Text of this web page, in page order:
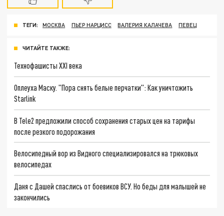
ТЕГИ: МОСКВА ПЬЕР НАРЦИСС ВАЛЕРИЯ КАЛАЧЕВА ПЕВЕЦ
ЧИТАЙТЕ ТАКЖЕ:
Технофашисты XXI века
Оплеуха Маску. "Пора снять белые перчатки": Как уничтожить
Starlink
В Tele2 предложили способ сохранения старых цен на тарифы
после резкого подорожания
Велосипедный вор из Видного специализировался на трюковых
велосипедах
Даня с Дашей спаслись от боевиков ВСУ. Но беды для малышей не
закончились